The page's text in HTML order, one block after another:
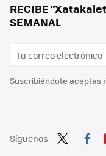
RECIBE
SEMANAL
Suscribiéndote aceptas
Síguenos